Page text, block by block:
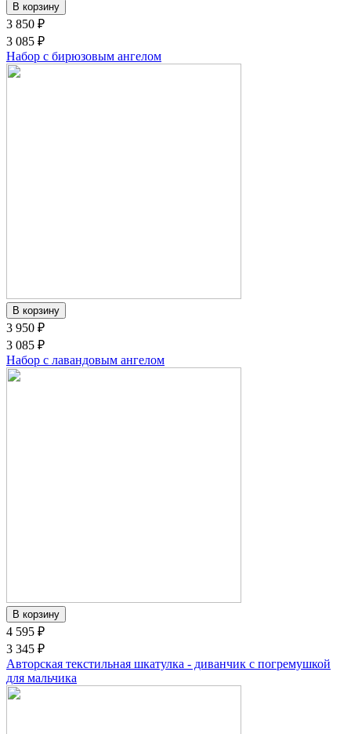
3 850 ₽
3 085 ₽
Набор с бирюзовым ангелом
3 950 ₽
3 085 ₽
Набор с лавандовым ангелом
4 595 ₽
3 345 ₽
Авторская текстильная шкатулка - диванчик с погремушкой
для мальчика